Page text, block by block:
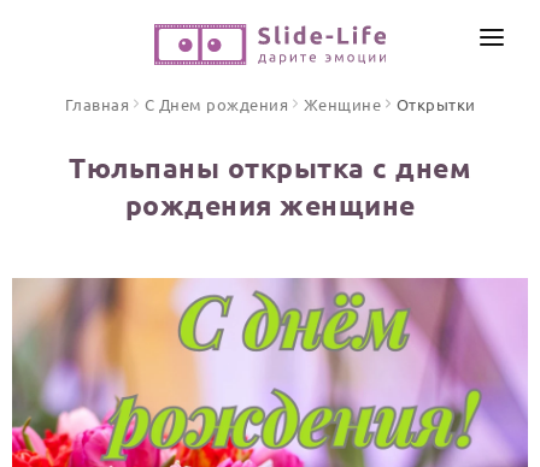
ПО ФОРМАТУ
Песни поздравления
Открытки
Стихи и тексты
ПРАЗДНИКИ
С Днем рождения
ЦЕНЫ
Главная С Днем рождения Женщине Открытки
Тюльпаны открытка с днем
рождения женщине